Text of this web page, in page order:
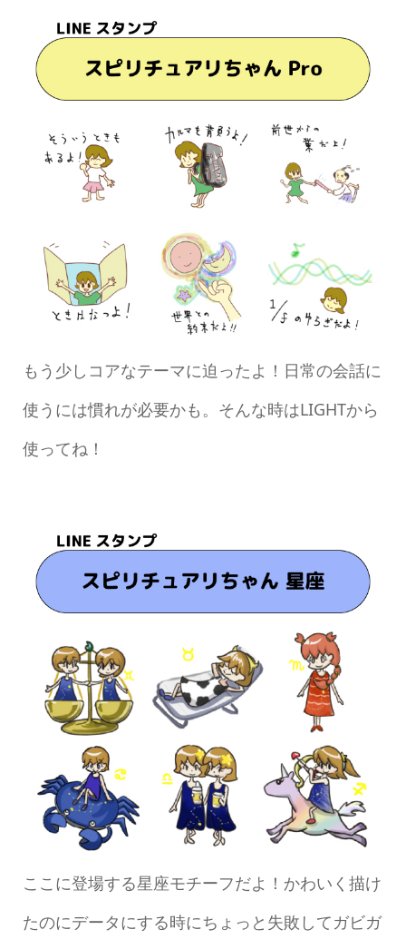
もう少しコアなテーマに迫ったよ！日常の会話に
使うには慣れが必要かも。そんな時はLIGHTから
使ってね！
ここに登場する星座モチーフだよ！かわいく描け
たのにデータにする時にちょっと失敗してガビガ